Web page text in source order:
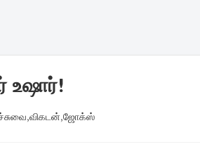
உஷார்!
,விகடன்,ஜோக்ஸ்